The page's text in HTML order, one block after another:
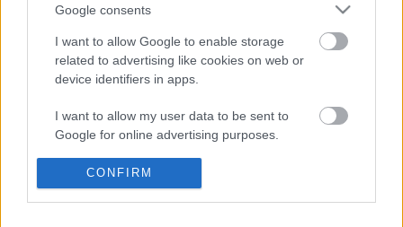
Google consents
I want to allow Google to enable storage
related to advertising like cookies on web or
device identifiers in apps.
I want to allow my user data to be sent to
Google for online advertising purposes.
I want to allow Google to send me
personalized advertising.
CONFIRM
A jazz és a klasszikus zene találkozása,
némi füttyel - Ilyen a HAB című film zenéje
Live session videóval melegít be az őszi
koncertek előtt a The Pontiac zenekar